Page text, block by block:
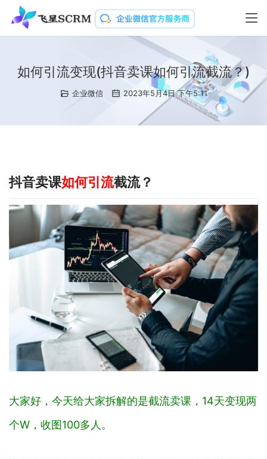
如何引流变现(抖音卖课如何引流截流？)
企业微信 2023年5月4日 下午5:11
抖音卖课如何引流截流？
大家‬好，今天‬给‬大家‬拆解的是截流‬卖课‬，14天‬变现两
个W，收图100多人。